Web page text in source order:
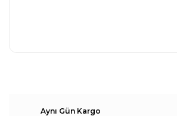
Aynı Gün Kargo